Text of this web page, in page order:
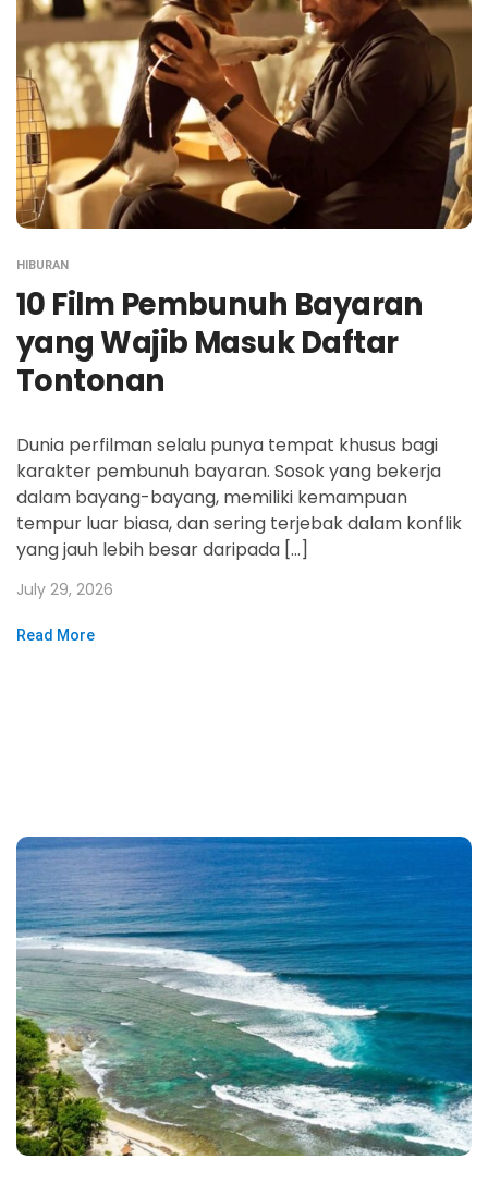
HIBURAN
10 Film Pembunuh Bayaran
yang Wajib Masuk Daftar
Tontonan
Dunia perfilman selalu punya tempat khusus bagi
karakter pembunuh bayaran. Sosok yang bekerja
dalam bayang-bayang, memiliki kemampuan
tempur luar biasa, dan sering terjebak dalam konflik
yang jauh lebih besar daripada […]
July 29, 2026
Read More